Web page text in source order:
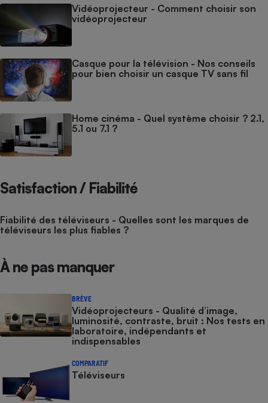
Vidéoprojecteur - Comment choisir son
vidéoprojecteur
Casque pour la télévision - Nos conseils
pour bien choisir un casque TV sans fil
Home cinéma - Quel système choisir ? 2.1,
5.1 ou 7.1 ?
Satisfaction / Fiabilité
Fiabilité des téléviseurs - Quelles sont les marques de
téléviseurs les plus fiables ?
À ne pas manquer
BRÈVE
Vidéoprojecteurs - Qualité d’image,
luminosité, contraste, bruit : Nos tests en
laboratoire, indépendants et
indispensables
COMPARATIF
Téléviseurs